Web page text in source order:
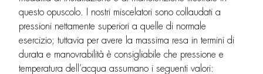
questo opuscolo. I nostri miscelatori sono collaudati a
pressioni nettamente superiori a quelle di normale
esercizio; tuttavia per avere la massima resa in termini di
durata e manovrabilità è consigliabile che pressione e
temperatura dell’acqua assumano i seguenti valori: